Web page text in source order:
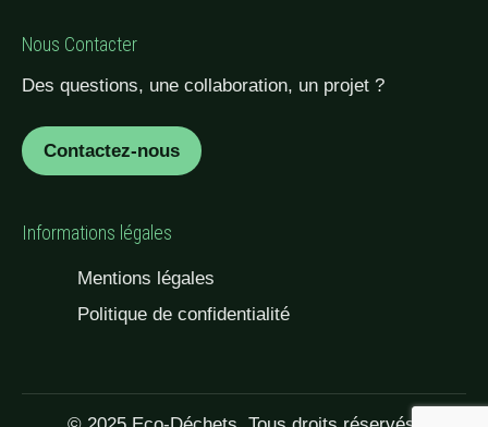
Nous Contacter
Des questions, une collaboration, un projet ?
Contactez-nous
Informations légales
Mentions légales
Politique de confidentialité